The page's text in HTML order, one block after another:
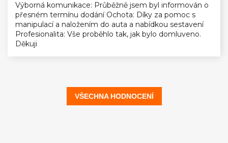
Výborná komunikace: Průběžně jsem byl informován o
přesném termínu dodání Ochota: Díky za pomoc s
manipulací a naložením do auta a nabídkou sestavení
Profesionalita: Vše proběhlo tak, jak bylo domluveno.
Děkuji
VŠECHNA HODNOCENÍ